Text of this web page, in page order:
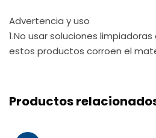
Advertencia y uso
1.No usar soluciones
estos productos corroen el
Productos